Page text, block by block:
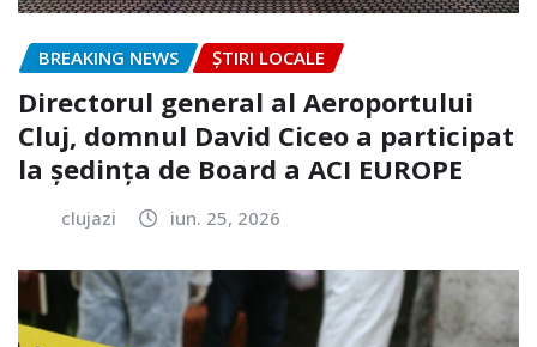
BREAKING NEWS ȘTIRI LOCALE
Directorul general al Aeroportului
Cluj, domnul David Ciceo a participat
la ședința de Board a ACI EUROPE
clujazi iun. 25, 2026